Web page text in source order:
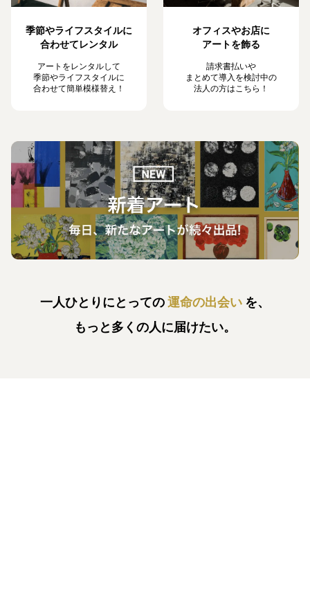
季節やライフスタイルに
合わせてレンタル
アートをレンタルして
季節やライフスタイルに
合わせて簡単模様替え！
オフィスやお店に
アートを飾る
請求書払いや
まとめて導入を検討中の
法人の方はこちら！
一人ひとりにとっての運命の出会い を、
もっと多くの人に届けたい。